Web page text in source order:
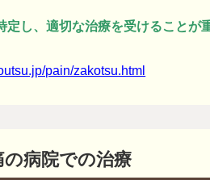
定し、適切な治療を受けることが
pain/zakotsu.html
の病院での治療